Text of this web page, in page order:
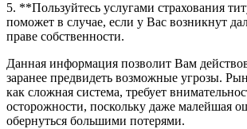
5. **Пользуйтесь услугами страхования
поможет в случае, если у Вас возникнут
праве собственности.
Данная информация позволит Вам
заранее предвидеть возможные угрозы.
как сложная система, требует
осторожности, поскольку даже малейшая
обернуться большими потерями.